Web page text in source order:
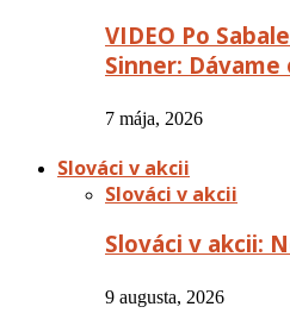
VIDEO Po
Sinner:
7 mája, 2026
Slováci v akcii
Slováci v akcii
Slováci v akcii:
9 augusta, 2026